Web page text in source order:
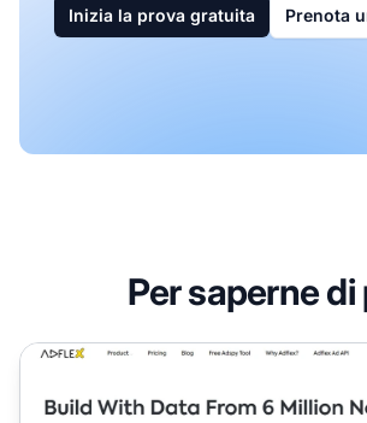
Inizia la prova gratuita Prenota
Per saperne di
Programma di affiliazione AdFlex